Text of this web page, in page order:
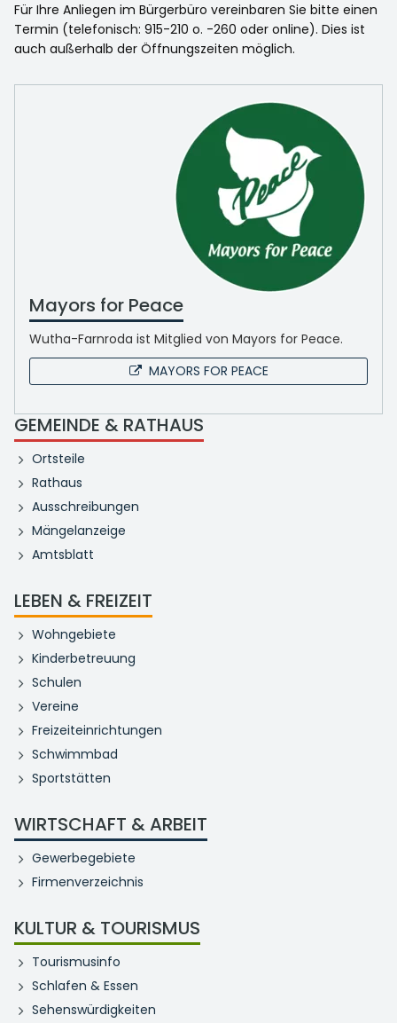
Für Ihre Anliegen im Bürgerbüro vereinbaren Sie bitte einen
Termin (telefonisch: 915-210 o. -260 oder online). Dies ist
auch außerhalb der Öffnungszeiten möglich.
Mayors for Peace
Wutha-Farnroda ist Mitglied von Mayors for Peace.
MAYORS FOR PEACE
GEMEINDE & RATHAUS
Ortsteile
Rathaus
Ausschreibungen
Mängelanzeige
Amtsblatt
LEBEN & FREIZEIT
Wohngebiete
Kinderbetreuung
Schulen
Vereine
Freizeiteinrichtungen
Schwimmbad
Sportstätten
WIRTSCHAFT & ARBEIT
Gewerbegebiete
Firmenverzeichnis
KULTUR & TOURISMUS
Tourismusinfo
Schlafen & Essen
Sehenswürdigkeiten